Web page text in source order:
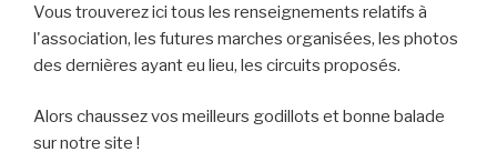
Vous trouverez ici tous les renseignements relatifs à
l'association, les futures marches organisées, les photos
des dernières ayant eu lieu, les circuits proposés.
Alors chaussez vos meilleurs godillots et bonne balade
sur notre site !